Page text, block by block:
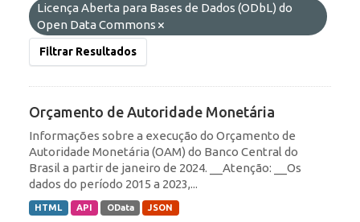
Licença Aberta para Bases de Dados (ODbL) do
Open Data Commons
Filtrar Resultados
Orçamento de Autoridade Monetária
Informações sobre a execução do Orçamento de
Autoridade Monetária (OAM) do Banco Central do
Brasil a partir de janeiro de 2024. __Atenção: __Os
dados do período 2015 a 2023,...
HTML API OData JSON